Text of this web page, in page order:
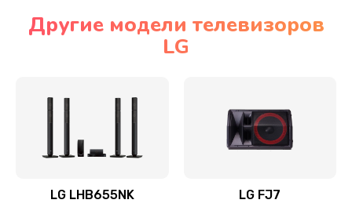
Ремонт механики привода
Ремонт / замена кнопок, клавиш, индикаторов,
Другие модели телевизоров
LG
LG LHB655NK LG FJ7